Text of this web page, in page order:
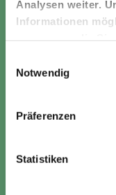
Analysen weiter.
Informationen
gesammelt haben.
Notwendig
Präferenzen
Statistiken
Habt ihr die
eine
wir uns riesig,
findet unseren
über eure tolle
Hier kannst